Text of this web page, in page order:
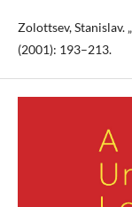
Zolottsev, Stanislav.
(2001): 193–213.